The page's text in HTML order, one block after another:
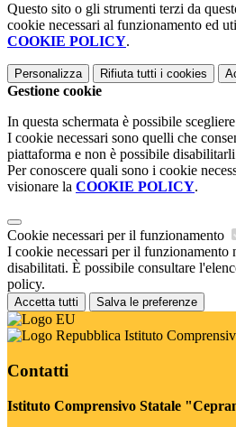
Questo sito o gli strumenti terzi da
cookie necessari al funzionamento ed
COOKIE POLICY.
Personalizza Rifiuta tutti i cookies
Gestione cookie
In questa schermata è possibile
I cookie necessari sono quelli che
piattaforma e non è possibile
Per conoscere quali sono i cookie
visionare la COOKIE POLICY.
Cookie necessari per il funzionamento
I cookie necessari per il funzionamento
disabilitati. È possibile consultare
policy.
Accetta tutti Salva le preferenze
Istituto
Contatti
Istituto Comprensivo Statale